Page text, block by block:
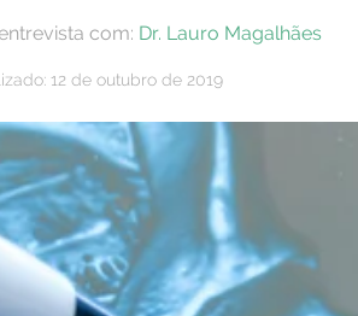
com: Dr. Lauro Magalhães
12 de outubro de 2019